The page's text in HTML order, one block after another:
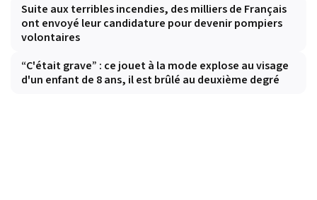
Suite aux terribles incendies, des milliers de Français
ont envoyé leur candidature pour devenir pompiers
volontaires
“C'était grave” : ce jouet à la mode explose au visage
d'un enfant de 8 ans, il est brûlé au deuxième degré